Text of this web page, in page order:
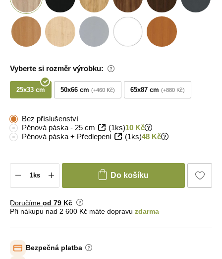
Vyberte si rozměr výrobku:
25x33 cm 50x66 cm +460 Kč 65x87 cm +880 Kč
Bez příslušenství
Pěnová páska - 25 cm
(1ks)10 Kč
Pěnová páska + Předlepení
(1ks)48 Kč
Do košíku
Doručíme od 79 Kč
Při nákupu nad 2 600 Kč máte dopravu zdarma
Bezpečná platba